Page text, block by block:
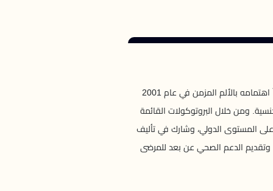
الدكتور روبرت إيكنبرج هو استشاري متخصص ذو خبرة كبيرة ولديه شغف لتحسين الرعاية في أمراض النساء والتوليد. بدأ اهتمامه بالألم المزمن في عام 2001
ومن خلال البروتوكولات القائمة
إيكنبرج معرفته على المستوى الدولي، وشارك في تأليف
وتقديم الدعم الصحي عن بعد للمرضى